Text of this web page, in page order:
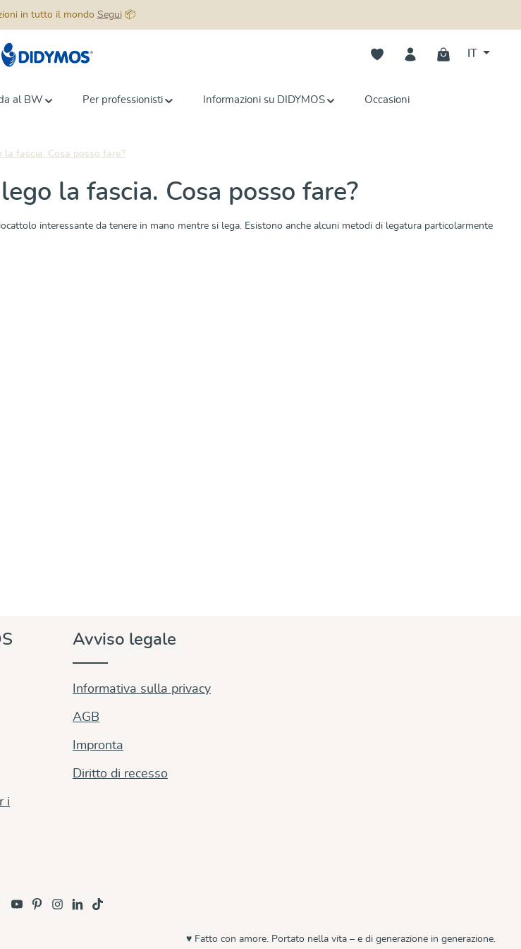
in tutto il mondo Segui📦
Hai 0 articoli nella lista dei
al BW Per professionisti Informazioni su DIDYMOS Occasioni
la fascia. Cosa posso fare?
la fascia. Cosa posso fare?
interessante da tenere in mano mentre si lega. Esistono anche alcuni metodi di legatura particolarmente
i
Avviso legale
Informativa sulla privacy
AGB
Impronta
Diritto di recesso
♥ Fatto con amore. Portato nella vita – e di generazione in generazione.